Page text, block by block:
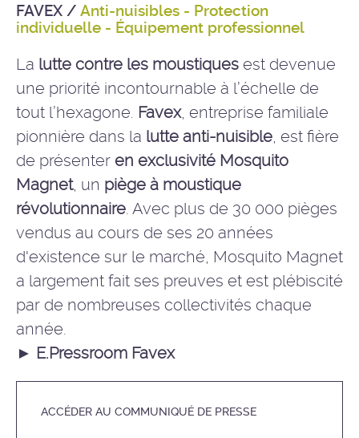
FAVEX / Anti-nuisibles - Protection
individuelle - Équipement professionnel
La lutte contre les moustiques est devenue
une priorité incontournable à l’échelle de
tout l’hexagone. Favex, entreprise familiale
pionnière dans la lutte anti-nuisible, est fière
de présenter en exclusivité Mosquito
Magnet, un piège à moustique
révolutionnaire. Avec plus de 30 000 pièges
vendus au cours de ses 20 années
d'existence sur le marché, Mosquito Magnet
a largement fait ses preuves et est plébiscité
par de nombreuses collectivités chaque
année.
► E.Pressroom Favex
ACCÉDER AU COMMUNIQUÉ DE PRESSE